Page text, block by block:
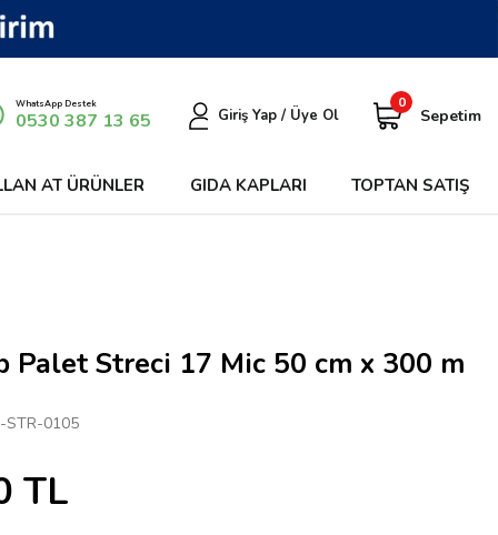
WhatsApp Destek
0530 387 13 65 Giriş Yap / Üye Ol
0
Sepetim
AT ÜRÜNLER GIDA KAPLARI TOPTAN SATIŞ
Palet Streci 17 Mic 50 cm x 300 m
STR-0105
TL